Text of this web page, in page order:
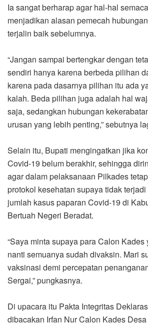
Ia sangat berharap agar hal-hal
menjadikan alasan pemecah
terjalin baik sebelumnya.
“Jangan sampai bertengkar dengan
sendiri hanya karena berbeda pilihan
karena pada dasarnya pilihan itu ada
kalah. Beda pilihan juga adalah hal
saja, sedangkan hubungan
urusan yang lebih penting,” sebutnya
Selain itu, Bupati mengingatkan jika
Covid-19 belum berakhir, sehingga
agar dalam pelaksanaan Pilkades
protokol kesehatan supaya tidak
jumlah kasus paparan Covid-19 di
Bertuah Negeri Beradat.
“Saya minta supaya para Calon
nanti semuanya sudah divaksin. Mari
vaksinasi demi percepatan
Sergai,” pungkasnya.
Di upacara itu Pakta Integritas
dibacakan Irfan Nur Calon Kades